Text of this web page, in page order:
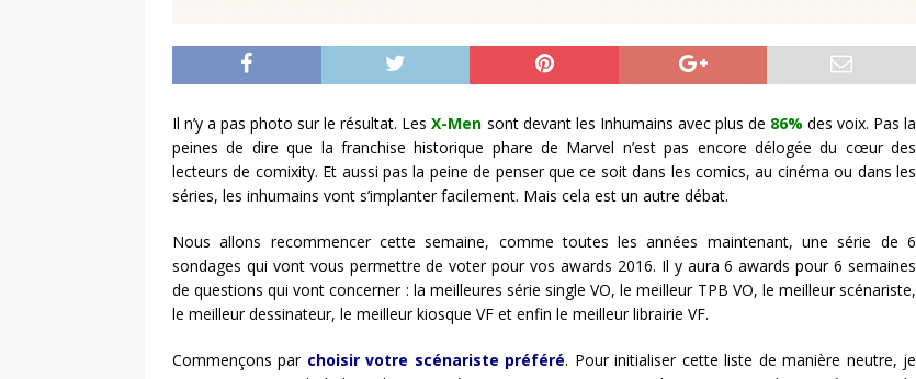
Il n’y a pas photo sur le résultat. LesX-Men sont devant les Inhumains avec plus de 86% des voix. Pas la
peines de dire que la franchise historique phare de Marvel n’est pas encore délogée du cœur des
lecteurs de comixity. Et aussi pas la peine de penser que ce soit dans les comics, au cinéma ou dans les
séries, les inhumains vont s’implanter facilement. Mais cela est un autre débat.
Nous allons recommencer cette semaine, comme toutes les années maintenant, une série de 6
sondages qui vont vous permettre de voter pour vos awards 2016. Il y aura 6 awards pour 6 semaines
de questions qui vont concerner : la meilleures série single VO, le meilleur TPB VO, le meilleur scénariste,
le meilleur dessinateur, le meilleur kiosque VF et enfin le meilleur librairie VF.
Commençons par choisir votre scénariste préféré. Pour initialiser cette liste de manière neutre, je